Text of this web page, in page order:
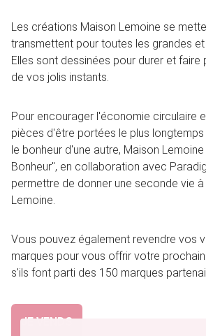
Les créations Maison Lemoine se
transmettent pour toutes les grandes
Elles sont dessinées pour durer et faire
de vos jolis instants.
Pour encourager l'économie circulaire
pièces d'être portées le plus
le bonheur d'une autre, Maison
Bonheur", en collaboration avec
permettre de donner une seconde vie
Lemoine.
Vous pouvez également revendre vos
marques pour vous offrir votre
s'ils font parti des 150 marques
JE VENDS